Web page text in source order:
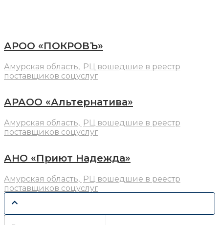
АРОО «ПОКРОВЪ»
Амурская область, РЦ вошедшие в реестр
поставщиков соцуслуг
АРАОО «Альтернатива»
Амурская область, РЦ вошедшие в реестр
поставщиков соцуслуг
АНО «Приют Надежда»
Амурская область, РЦ вошедшие в реестр
поставщиков соцуслуг